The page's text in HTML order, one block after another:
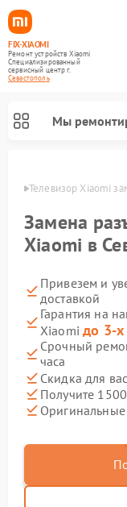
FIX-XIAOMI
Ремонт устройств Xiaomi
Специализированный
cервисный центр г.
Севастополь
Мы
Телевизор Xiaomi
Замена
Xiaomi в
Привезем и
доставкой
Гарантия на
Xiaomiдо 3-х
Срочный
часа
Скидка для
Получите